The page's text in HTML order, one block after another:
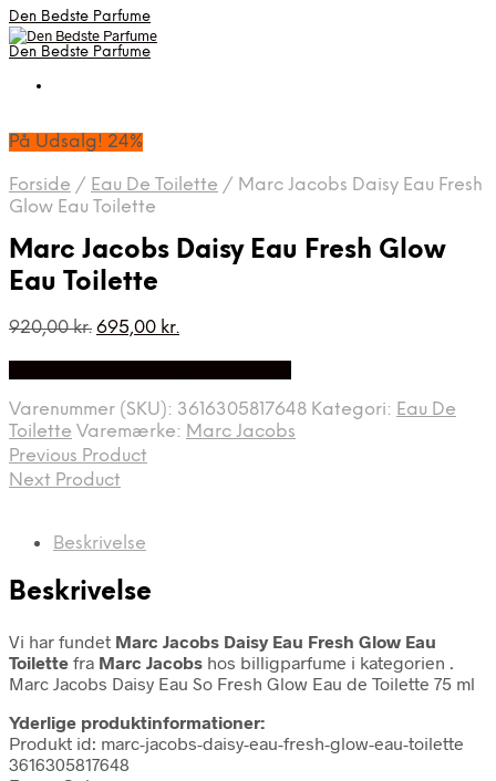
Den Bedste Parfume
Den Bedste Parfume
På Udsalg! 24%
Forside / Eau De Toilette / Marc Jacobs Daisy Eau Fresh
Glow Eau Toilette
Marc Jacobs Daisy Eau Fresh Glow
Eau Toilette
920,00kr. Den
920,00 kr..
695,00 kr.Den
695,00 kr..
Varenummer (SKU): 3616305817648 Kategori: Eau De
Toilette Varemærke: Marc Jacobs
Previous Product
Next Product
Beskrivelse
Beskrivelse
Vi har fundet Marc Jacobs Daisy Eau Fresh Glow Eau
Toilette fra Marc Jacobs hos billigparfume i kategorien .
Marc Jacobs Daisy Eau So Fresh Glow Eau de Toilette 75 ml
Yderlige produktinformationer:
Produkt id: marc-jacobs-daisy-eau-fresh-glow-eau-toilette
3616305817648